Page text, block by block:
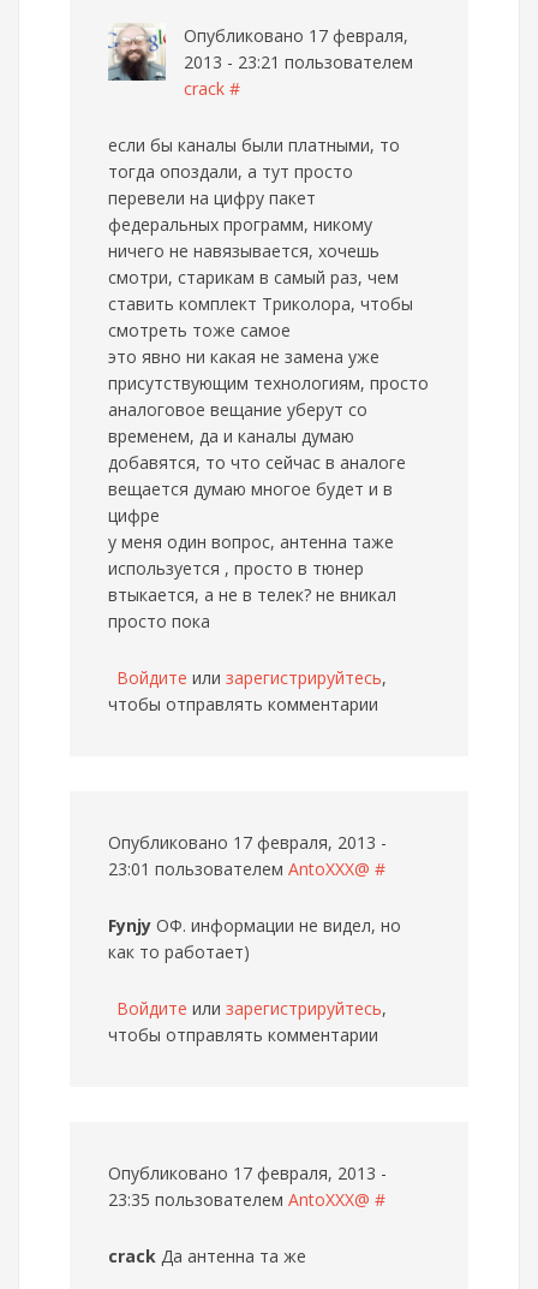
Опубликовано 17 февраля,
2013 - 23:21 пользователем
crack #
если бы каналы были платными, то
тогда опоздали, а тут просто
перевели на цифру пакет
федеральных программ, никому
ничего не навязывается, хочешь
смотри, старикам в самый раз, чем
ставить комплект Триколора, чтобы
смотреть тоже самое
это явно ни какая не замена уже
присутствующим технологиям, просто
аналоговое вещание уберут со
временем, да и каналы думаю
добавятся, то что сейчас в аналоге
вещается думаю многое будет и в
цифре
у меня один вопрос, антенна таже
используется , просто в тюнер
втыкается, а не в телек? не вникал
просто пока
Войдите или зарегистрируйтесь,
чтобы отправлять комментарии
Опубликовано 17 февраля, 2013 -
23:01 пользователем AntoXXX@ #
Fynjy ОФ. информации не видел, но
как то работает)
Войдите или зарегистрируйтесь,
чтобы отправлять комментарии
Опубликовано 17 февраля, 2013 -
23:35 пользователем AntoXXX@ #
crack Да антенна та же